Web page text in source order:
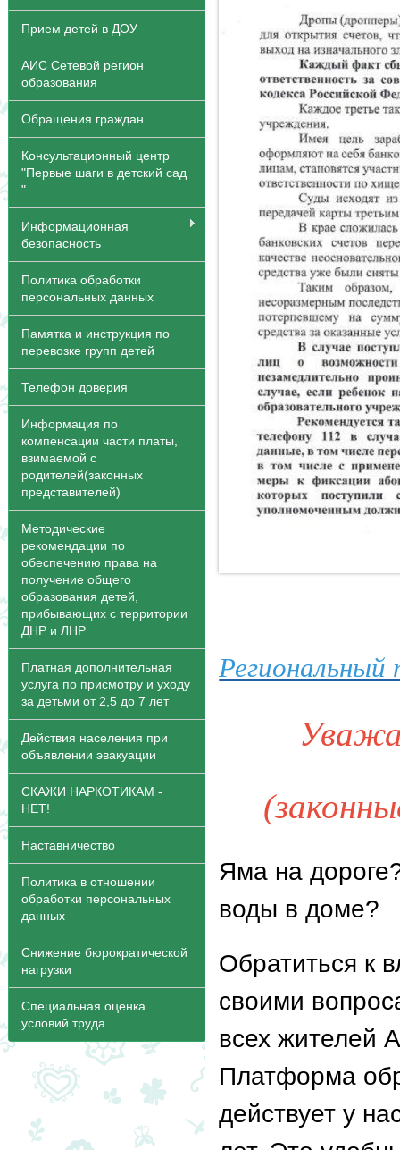
Прием детей в ДОУ
АИС Сетевой регион
образования
Обращения граждан
Консультационный центр
"Первые шаги в детский сад
"
Информационная
безопасность
Политика обработки
персональных данных
Памятка и инструкция по
перевозке групп детей
Телефон доверия
Информация по
компенсации части платы,
взимаемой с
родителей(законных
представителей)
Методические
рекомендации по
обеспечению права на
получение общего
образования детей,
прибывающих с территории
ДНР и ЛНР
Платная дополнительная
услуга по присмотру и уходу
за детьми от 2,5 до 7 лет
Действия населения при
объявлении эвакуации
СКАЖИ НАРКОТИКАМ -
НЕТ!
Наставничество
Политика в отношении
обработки персональных
данных
Снижение бюрократической
нагрузки
Специальная оценка
условий труда
Яма на
воды в доме?
Обратиться к
своими
всех жителей
Платформа
действует у